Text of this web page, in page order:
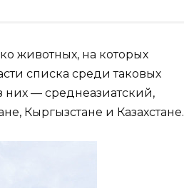
животных, на которых
списка среди таковых
них — среднеазиатский,
Кыргызстане и Казахстане.